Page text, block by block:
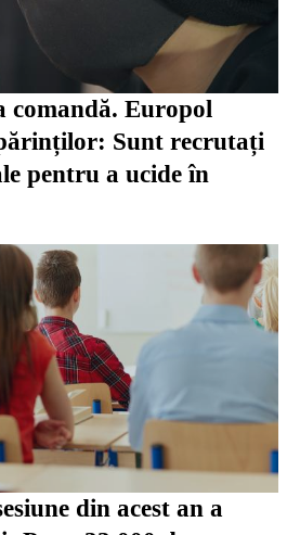
comandă. Europol
Sunt recrutați
pentru a ucide în
din acest an a